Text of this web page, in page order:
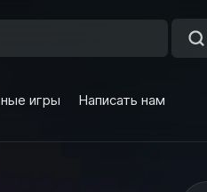
игры Написать нам